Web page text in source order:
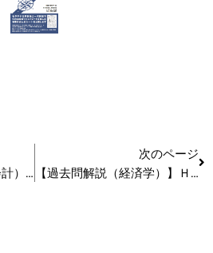
【過去問解説（財務・会計）】Ｈ29第20問 CAPM
次のページ
【過去問解説（経済学）】Ｈ29第14問 費用関数